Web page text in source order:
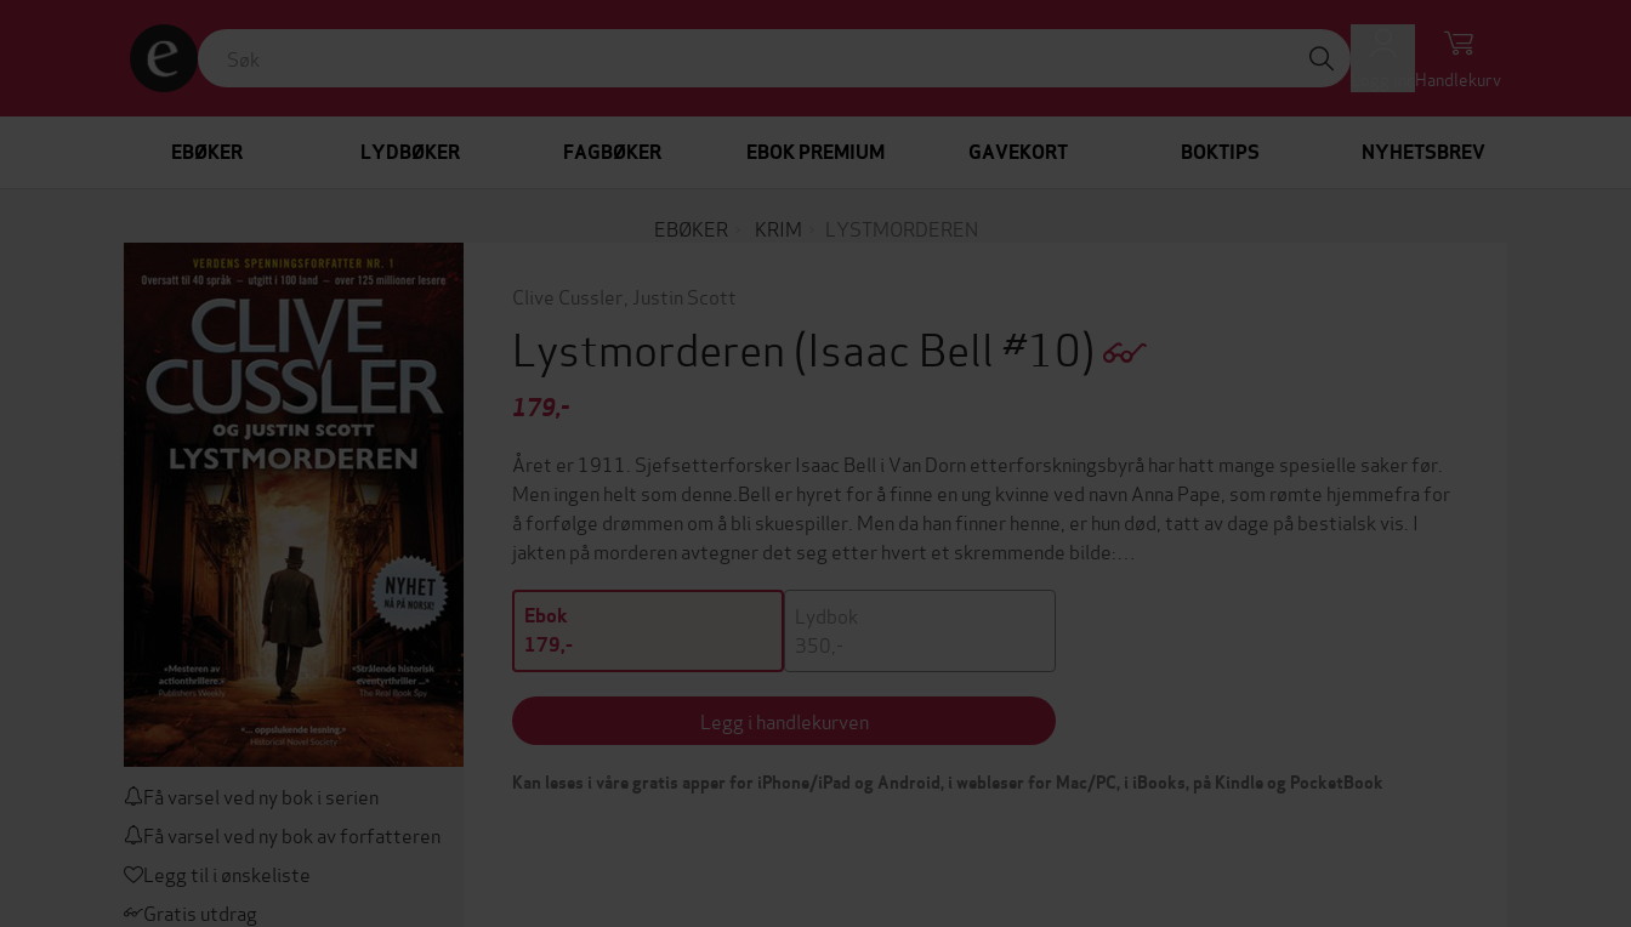
Handlekurv
EBØKER LYDBØKER FAGBØKER EBOK PREMIUM GAVEKORT BOKTIPS NYHETSBREV
EBØKER KRIM LYSTMORDEREN
Få varsel ved ny bok i serien
Få varsel ved ny bok av forfatteren
Legg til i ønskeliste
Gratis utdrag
Clive Cussler Justin Scott
Lystmorderen (Isaac Bell #10)
179,-
Året er 1911. Sjefsetterforsker Isaac Bell i Van Dorn etterforskningsbyrå har hatt mange spesielle saker før.
Men ingen helt som denne.Bell er hyret for å finne en ung kvinne ved navn Anna Pape, som rømte hjemmefra for
å forfølge drømmen om å bli skuespiller. Men da han finner henne, er hun død, tatt av dage på bestialsk vis. I
jakten på morderen avtegner det seg etter hvert et skremmende bilde:…
Ebok
179,-
Lydbok
350,-
Legg i handlekurven
Kan leses i våre gratis apper for iPhone/iPad og Android, i webleser for Mac/PC, i iBooks, på Kindle og PocketBook